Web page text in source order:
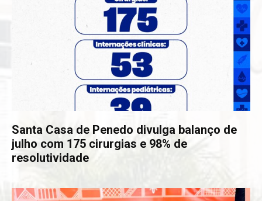
Santa Casa de Penedo divulga balanço de
julho com 175 cirurgias e 98% de
resolutividade